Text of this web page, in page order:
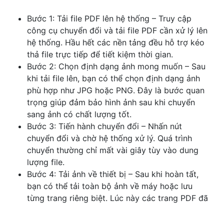
Bước 1: Tải file PDF lên hệ thống – Truy cập
công cụ chuyển đổi và tải file PDF cần xử lý lên
hệ thống. Hầu hết các nền tảng đều hỗ trợ kéo
thả file trực tiếp để tiết kiệm thời gian.
Bước 2: Chọn định dạng ảnh mong muốn – Sau
khi tải file lên, bạn có thể chọn định dạng ảnh
phù hợp như JPG hoặc PNG. Đây là bước quan
trọng giúp đảm bảo hình ảnh sau khi chuyển
sang ảnh có chất lượng tốt.
Bước 3: Tiến hành chuyển đổi – Nhấn nút
chuyển đổi và chờ hệ thống xử lý. Quá trình
chuyển thường chỉ mất vài giây tùy vào dung
lượng file.
Bước 4: Tải ảnh về thiết bị – Sau khi hoàn tất,
bạn có thể tải toàn bộ ảnh về máy hoặc lưu
từng trang riêng biệt. Lúc này các trang PDF đã